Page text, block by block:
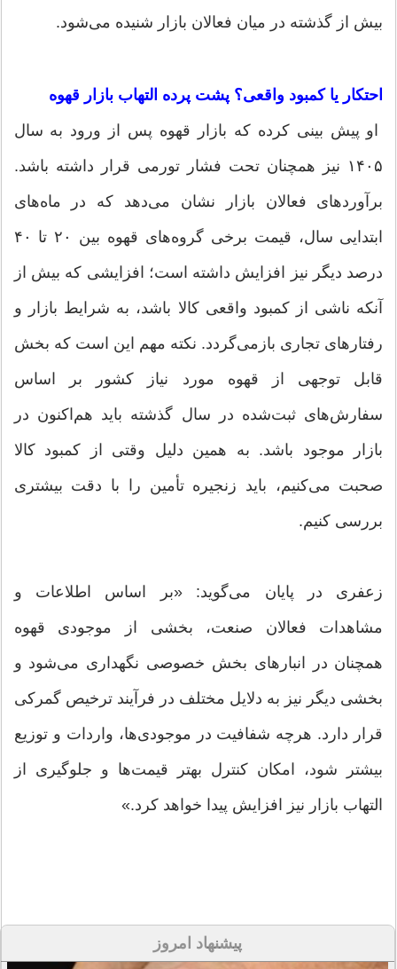
بیش از گذشته در میان فعالان بازار شنیده می‌شود.
احتکار یا کمبود واقعی؟ پشت پرده التهاب بازار قهوه
او پیش بینی کرده که بازار قهوه پس از ورود به سال
۱۴۰۵ نیز همچنان تحت فشار تورمی قرار داشته باشد.
برآورد‌های فعالان بازار نشان می‌دهد که در ماه‌های
ابتدایی سال، قیمت برخی گروه‌های قهوه بین ۲۰ تا ۴۰
درصد دیگر نیز افزایش داشته است؛ افزایشی که بیش از
آنکه ناشی از کمبود واقعی کالا باشد، به شرایط بازار و
رفتار‌های تجاری بازمی‌گردد. نکته مهم این است که بخش
قابل توجهی از قهوه مورد نیاز کشور بر اساس
سفارش‌های ثبت‌شده در سال گذشته باید هم‌اکنون در
بازار موجود باشد. به همین دلیل وقتی از کمبود کالا
صحبت می‌کنیم، باید زنجیره تأمین را با دقت بیشتری
بررسی کنیم.
زعفری در پایان می‌گوید: «بر اساس اطلاعات و
مشاهدات فعالان صنعت، بخشی از موجودی قهوه
همچنان در انبار‌های بخش خصوصی نگهداری می‌شود و
بخشی دیگر نیز به دلایل مختلف در فرآیند ترخیص گمرکی
قرار دارد. هرچه شفافیت در موجودی‌ها، واردات و توزیع
بیشتر شود، امکان کنترل بهتر قیمت‌ها و جلوگیری از
التهاب بازار نیز افزایش پیدا خواهد کرد.»
پیشنهاد امروز